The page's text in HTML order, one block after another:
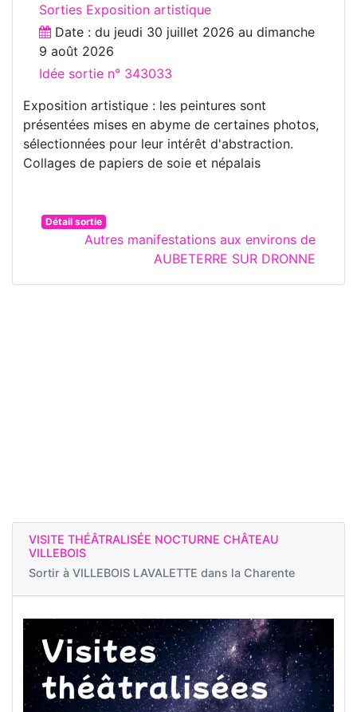
Sorties Exposition artistique
Date : du jeudi 30 juillet 2026 au dimanche
9 août 2026
Idée sortie n° 343033
Exposition artistique : les peintures sont
présentées mises en abyme de certaines photos,
sélectionnées pour leur intérêt d'abstraction.
Collages de papiers de soie et népalais
Détail sortie
Autres manifestations aux environs de
AUBETERRE SUR DRONNE
VISITE THÉÂTRALISÉE NOCTURNE CHÂTEAU
VILLEBOIS
Sortir à VILLEBOIS LAVALETTE dans la Charente